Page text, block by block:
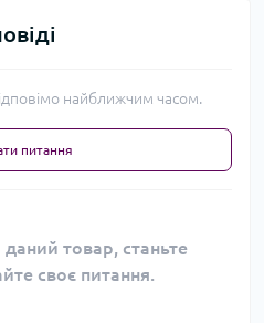
найближчим часом.
питання
товар, станьте
своє питання.